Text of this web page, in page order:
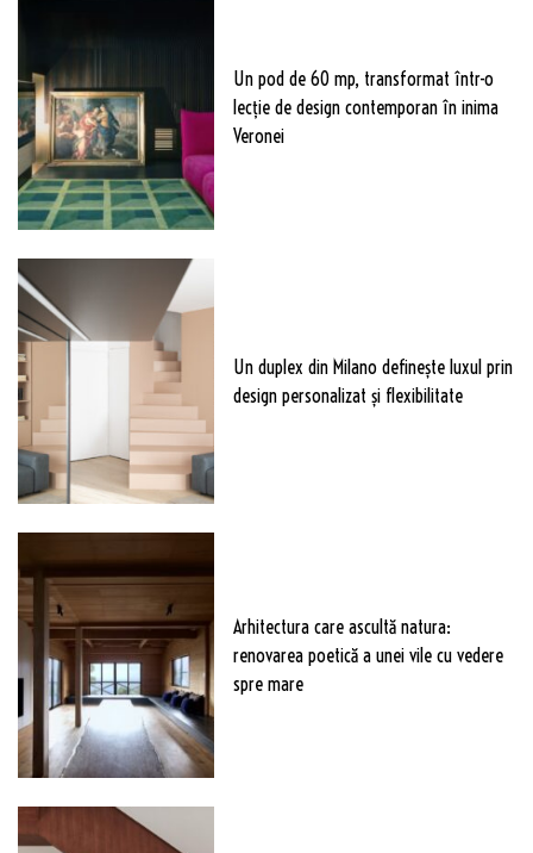
Un pod de 60 mp, transformat într-o
lecție de design contemporan în inima
Veronei
Un duplex din Milano definește luxul prin
design personalizat și flexibilitate
Arhitectura care ascultă natura:
renovarea poetică a unei vile cu vedere
spre mare